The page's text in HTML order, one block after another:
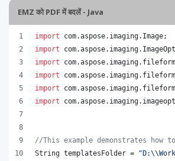
EMZ को PDF में बदलें - Java
import com.aspose. imaging. Image;
import
com.aspose. imaging.
import
com.aspose. imaging.
import
com.aspose. imaging.
import
com.aspose. imaging.
import
com.aspose. imaging.
//This example demonstrates
String templatesFolder = "D:\\